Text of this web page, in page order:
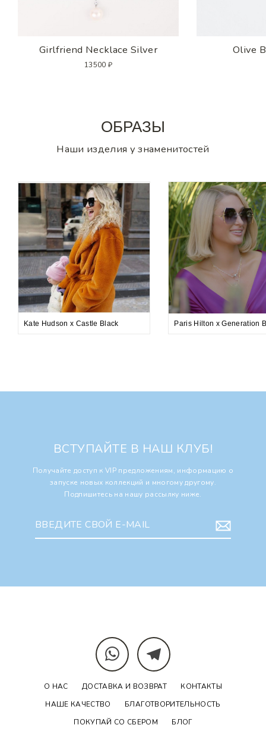
Girlfriend Necklace Silver
13500 ₽
Olive
ОБРАЗЫ
Наши изделия у знаменитостей
Kate Hudson x Castle Black Paris Hilton x Generation
ВСТУПАЙТЕ В НАШ КЛУБ!
Получайте доступ к VIP предложениям, информацию о
запуске новых коллекций и многому другому.
Подпишитесь на нашу рассылку ниже.
email
whatsapp telegram
О НАС ДОСТАВКА И ВОЗВРАТ
КОНТАКТЫ
НАШЕ КАЧЕСТВО
БЛАГОТВОРИТЕЛЬНОСТЬ
ПОКУПАЙ СО СБЕРОМ
БЛОГ